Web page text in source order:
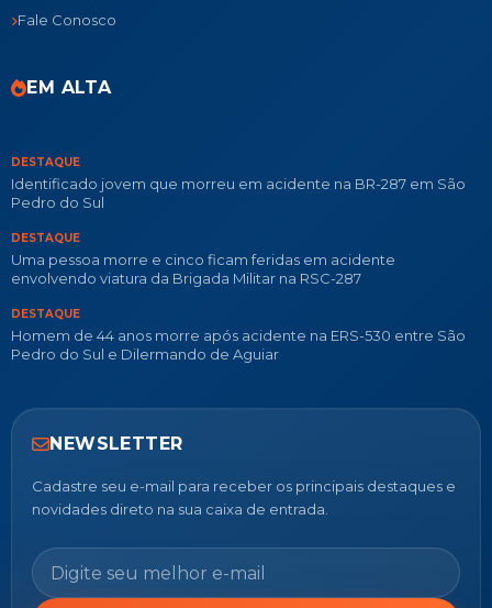
Fale Conosco
EM ALTA
DESTAQUE
Identificado jovem que morreu em acidente na BR-287 em São
Pedro do Sul
DESTAQUE
Uma pessoa morre e cinco ficam feridas em acidente
envolvendo viatura da Brigada Militar na RSC-287
DESTAQUE
Homem de 44 anos morre após acidente na ERS-530 entre São
Pedro do Sul e Dilermando de Aguiar
NEWSLETTER
Cadastre seu e-mail para receber os principais destaques e
novidades direto na sua caixa de entrada.